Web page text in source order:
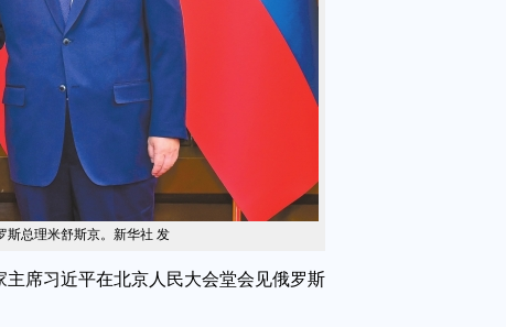
总理米舒斯京。新华社 发
席习近平在北京人民大会堂会见俄罗斯